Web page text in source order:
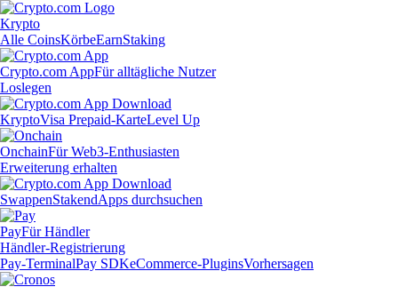
Krypto
Alle CoinsKörbeEarnStaking
Crypto.com AppFür alltägliche Nutzer
Loslegen
KryptoVisa Prepaid-KarteLevel Up
OnchainFür Web3-Enthusiasten
Erweiterung erhalten
SwappenStakendApps durchsuchen
PayFür Händler
Händler-Registrierung
Pay-TerminalPay SDKeCommerce-PluginsVorhersagen